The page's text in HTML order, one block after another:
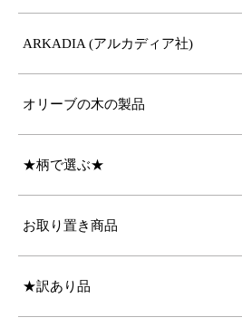
ARKADIA (アルカディア社)
オリーブの木の製品
★柄で選ぶ★
お取り置き商品
★訳あり品